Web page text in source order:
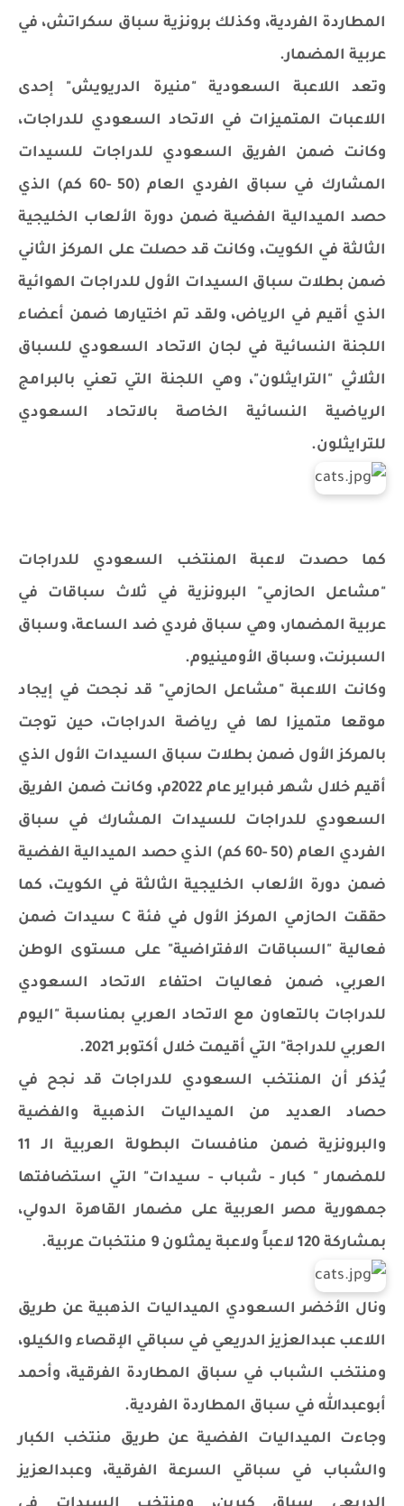
المطاردة الفردية، وكذلك برونزية سباق سكراتش، في
عربية المضمار.
وتعد اللاعبة السعودية "منيرة الدريويش" إحدى
اللاعبات المتميزات في الاتحاد السعودي للدراجات،
وكانت ضمن الفريق السعودي للدراجات للسيدات
المشارك في سباق الفردي العام (50 -60 كم) الذي
حصد الميدالية الفضية ضمن دورة الألعاب الخليجية
الثالثة في الكويت، وكانت قد حصلت على المركز الثاني
ضمن بطلات سباق السيدات الأول للدراجات الهوائية
الذي أقيم في الرياض، ولقد تم اختيارها ضمن أعضاء
اللجنة النسائية في لجان الاتحاد السعودي للسباق
الثلاثي "الترايثلون"، وهي اللجنة التي تعني بالبرامج
الرياضية النسائية الخاصة بالاتحاد السعودي
للترايثلون.
كما حصدت لاعبة المنتخب السعودي للدراجات
"مشاعل الحازمي" البرونزية في ثلاث سباقات في
عربية المضمار، وهي سباق فردي ضد الساعة، وسباق
السبرنت، وسباق الأومينيوم.
وكانت اللاعبة "مشاعل الحازمي" قد نجحت في إيجاد
موقعا متميزا لها في رياضة الدراجات، حين توجت
بالمركز الأول ضمن بطلات سباق السيدات الأول الذي
أقيم خلال شهر فبراير عام 2022م، وكانت ضمن الفريق
السعودي للدراجات للسيدات المشارك في سباق
الفردي العام (50 -60 كم) الذي حصد الميدالية الفضية
ضمن دورة الألعاب الخليجية الثالثة في الكويت، كما
حققت الحازمي المركز الأول في فئة C سيدات ضمن
فعالية "السباقات الافتراضية" على مستوى الوطن
العربي، ضمن فعاليات احتفاء الاتحاد السعودي
للدراجات بالتعاون مع الاتحاد العربي بمناسبة "اليوم
العربي للدراجة" التي أقيمت خلال أكتوبر 2021.
يُذكر أن المنتخب السعودي للدراجات قد نجح في
حصاد العديد من الميداليات الذهبية والفضية
والبرونزية ضمن منافسات البطولة العربية الـ 11
للمضمار " كبار - شباب - سيدات" التي استضافتها
جمهورية مصر العربية على مضمار القاهرة الدولي،
بمشاركة 120 لاعباً ولاعبة يمثلون 9 منتخبات عربية.
ونال الأخضر السعودي الميداليات الذهبية عن طريق
اللاعب عبدالعزيز الدريعي في سباقي الإقصاء والكيلو،
ومنتخب الشباب في سباق المطاردة الفرقية، وأحمد
أبوعبدالله في سباق المطاردة الفردية.
وجاءت الميداليات الفضية عن طريق منتخب الكبار
والشباب في سباقي السرعة الفرقية، وعبدالعزيز